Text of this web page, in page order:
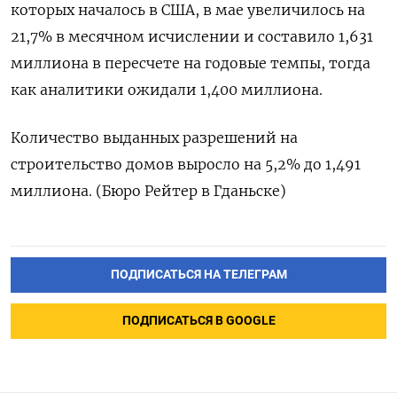
которых началось в США, в мае увеличилось на
21,7% в месячном исчислении и составило 1,631
миллиона в пересчете на годовые темпы, тогда
как аналитики ожидали 1,400 миллиона.
Количество выданных разрешений на
строительство домов выросло на 5,2% до 1,491
миллиона. (Бюро Рейтер в Гданьске)
ПОДПИСАТЬСЯ НА ТЕЛЕГРАМ
ПОДПИСАТЬСЯ В GOOGLE